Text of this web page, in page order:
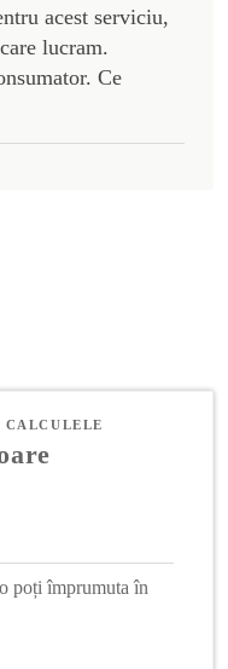
acest serviciu,
lucram.
Ce
poți împrumuta în